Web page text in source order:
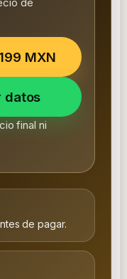
MXN
datos
final ni
de pagar.